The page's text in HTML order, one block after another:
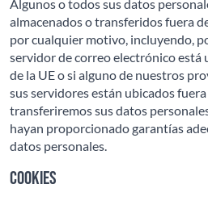
Algunos o todos sus datos
almacenados o transferidos fuera
por cualquier motivo, incluyendo,
servidor de correo electrónico está
de la UE o si alguno de nuestros
sus servidores están ubicados fuera
transferiremos sus datos
hayan proporcionado garantías
datos personales.
Cookies